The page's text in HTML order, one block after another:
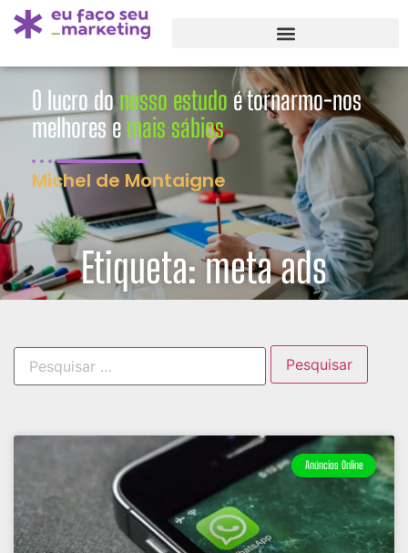
O lucro donosso estudo é tornarmo-nos
melhores e mais sábios
Michel de Montaigne
Etiqueta: meta ads
Anúncios Online